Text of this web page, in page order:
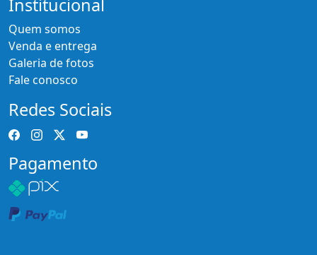
Institucional
Quem somos
Venda e entrega
Galeria de fotos
Fale conosco
Redes Sociais
Pagamento